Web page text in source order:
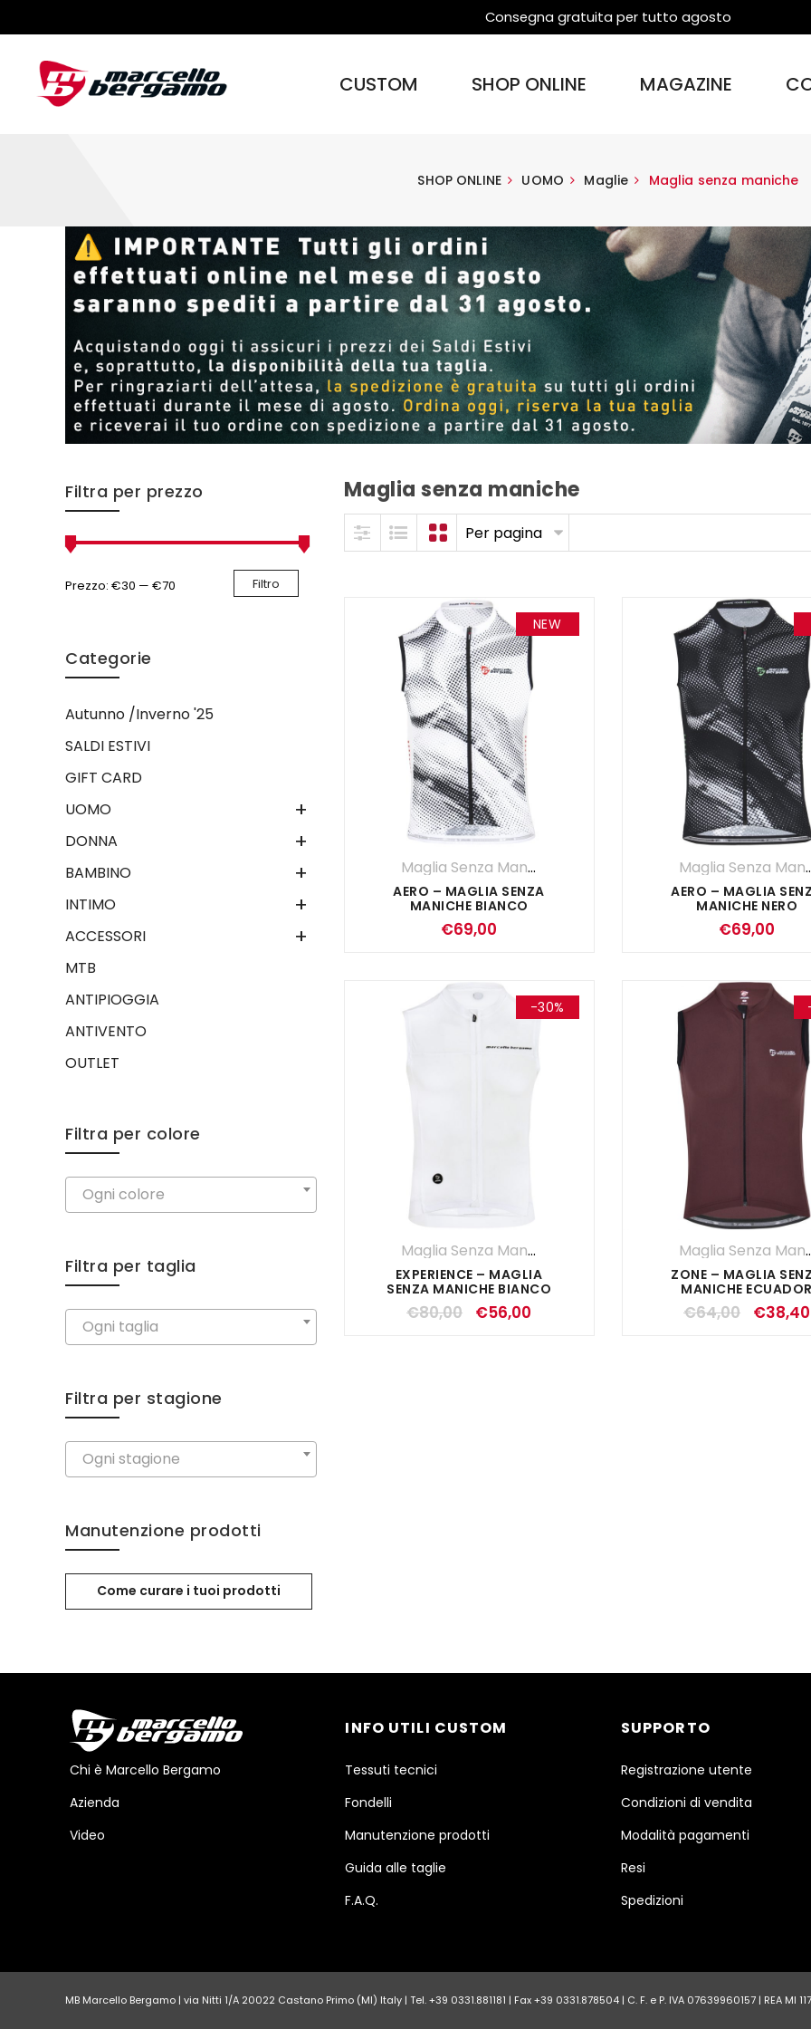
Consegna gratuita per tutto agosto
CUSTOM SHOP ONLINE MAGAZINE
SHOP ONLINE UOMO Maglie Maglia senza maniche
Skip to content Maglia senza maniche
Per pagina
NEW
Maglia Senza Maniche
AERO – MAGLIA SENZA
MANICHE BIANCO
€69,00
Maglia
AERO – MAGLIA
MANICHE NERO
€69,00
-30%
Maglia Senza Maniche SALDI ESTIVI,UOMO
EXPERIENCE – MAGLIA
SENZA MANICHE BIANCO
€80,00 €56,00
Maglia
ZONE – MAGLIA
MANICHE ECUADOR
€64,00 €38,40
Filtra per prezzo
Filtro
Prezzo: €30 — €70
Categorie
Autunno /Inverno '25
SALDI ESTIVI
GIFT CARD
+
UOMO
+
DONNA
+
BAMBINO
+
INTIMO
+
ACCESSORI
MTB
ANTIPIOGGIA
ANTIVENTO
OUTLET
Filtra per colore
Ogni colore
Filtra per taglia
Ogni taglia
Filtra per stagione
Ogni stagione
Manutenzione prodotti
Come curare i tuoi prodotti
Chi è Marcello Bergamo
Azienda
Video
INFO UTILI CUSTOM
Tessuti tecnici
Fondelli
Manutenzione prodotti
Guida alle taglie
F.A.Q.
SUPPORTO
Registrazione utente
Condizioni di vendita
Modalità pagamenti
Resi
Spedizioni
MB Marcello Bergamo | via Nitti 1/A 20022 Castano Primo (MI) Italy | Tel. +39 0331.881181 | Fax +39 0331.878504 | C. F. e P. IVA 07639960157 | REA MI